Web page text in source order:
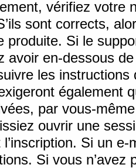
vérifiez votre
sont corrects,
produite. Si le
avoir en-dessous
les
également
par vous-
ouvrir une
l’inscription. Si un
Si vous n’avez